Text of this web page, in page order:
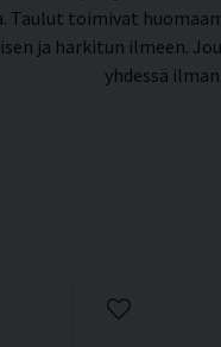
toimivat
ja harkitun ilmeen.
yhdessä